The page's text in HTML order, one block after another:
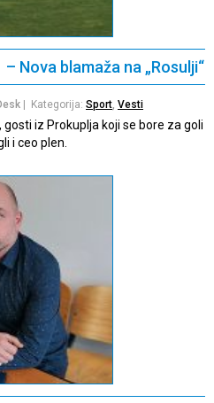
Nova blamaža na „Rosulji“
| Kategorija: Sport, Vesti
iz Prokuplja koji se bore za goli
i ceo plen.